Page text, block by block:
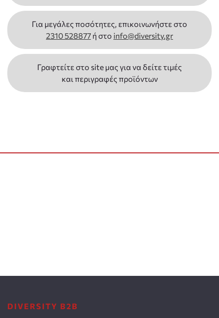
Για μεγάλες ποσότητες, επικοινωνήστε στο
2310 528877 ή στο info@diversity.gr
Γραφτείτε στο site μας για να δείτε τιμές
και περιγραφές προϊόντων
DIVERSITY B2B